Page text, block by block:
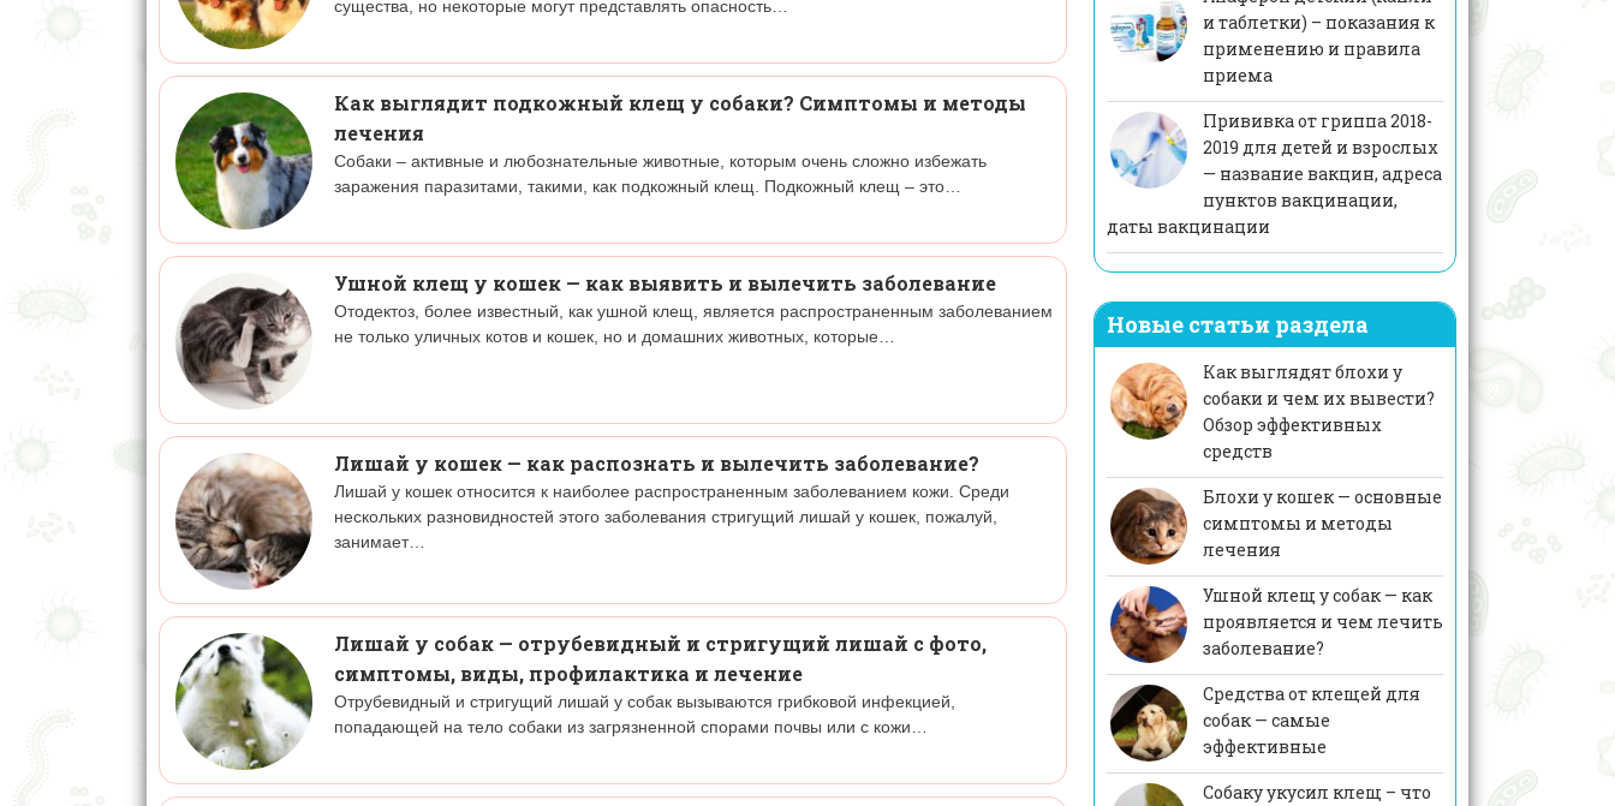
существа, но некоторые могут представлять опасность…
Как выглядит подкожный клещ у собаки? Симптомы и методы
лечения
Собаки – активные и любознательные животные, которым очень сложно избежать
заражения паразитами, такими, как подкожный клещ. Подкожный клещ – это…
Ушной клещ у кошек — как выявить и вылечить заболевание
Отодектоз, более известный, как ушной клещ, является распространенным заболеванием
не только уличных котов и кошек, но и домашних животных, которые…
Лишай у кошек — как распознать и вылечить заболевание?
Лишай у кошек относится к наиболее распространенным заболеванием кожи. Среди
нескольких разновидностей этого заболевания стригущий лишай у кошек, пожалуй,
занимает…
Лишай у собак — отрубевидный и стригущий лишай с фото,
симптомы, виды, профилактика и лечение
Отрубевидный и стригущий лишай у собак вызываются грибковой инфекцией,
попадающей на тело собаки из загрязненной спорами почвы или с кожи…
и таблетки) – показания к
применению и правила
приема
Прививка от гриппа 2018-
2019 для детей и взрослых
— название вакцин, адреса
пунктов вакцинации,
даты вакцинации
Новые статьи раздела
Как выглядят блохи у
собаки и чем их вывести?
Обзор эффективных
средств
Блохи у кошек — основные
симптомы и методы
лечения
Ушной клещ у собак — как
проявляется и чем лечить
заболевание?
Средства от клещей для
собак — самые
эффективные
Собаку укусил клещ – что